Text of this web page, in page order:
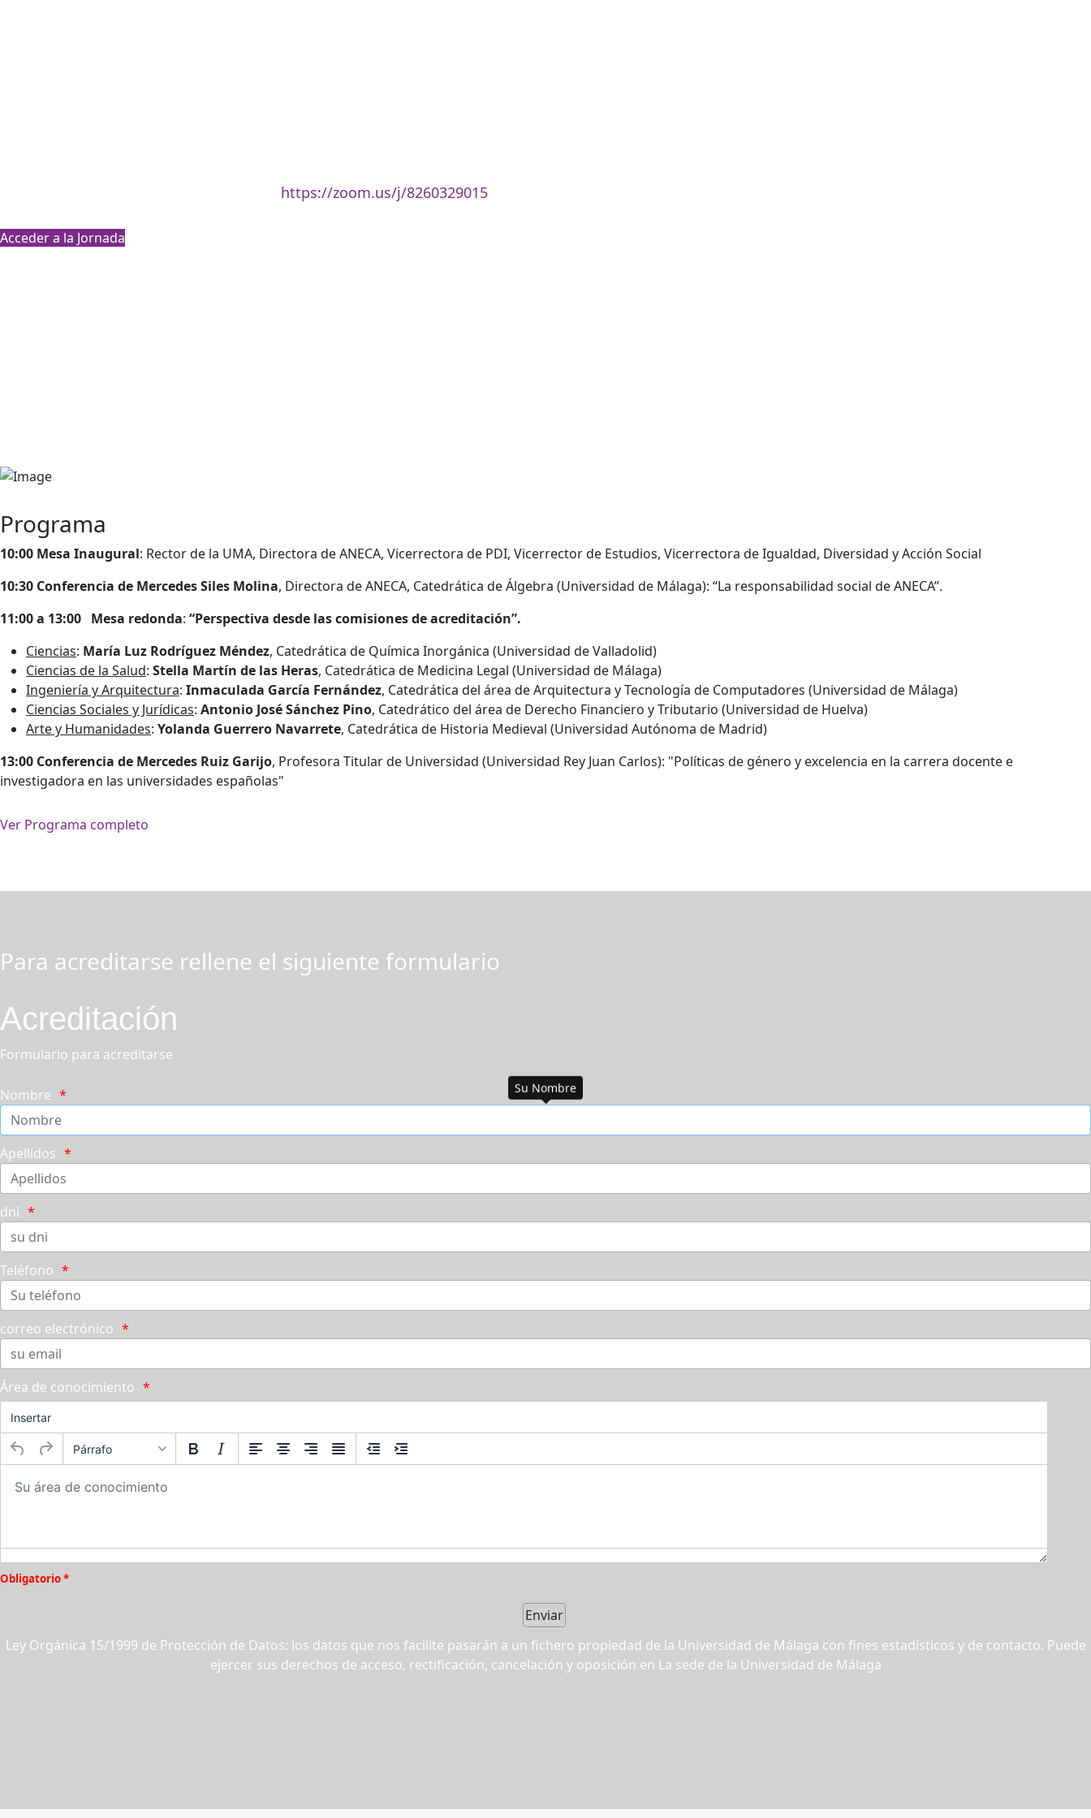
https://zoom.us/j/8260329015
Acceder a la Jornada
Programa
10:00 Mesa Inaugural: Rector de la UMA, Directora de ANECA, Vicerrectora de PDI, Vicerrector de Estudios, Vicerrectora de Igualdad, Diversidad y Acción Social
10:30 Conferencia de Mercedes Siles Molina, Directora de ANECA, Catedrática de Álgebra (Universidad de Málaga): “La responsabilidad social de ANECA”.
11:00 a 13:00 Mesa redonda: “Perspectiva desde las comisiones de acreditación”.
Ciencias: María Luz Rodríguez Méndez, Catedrática de Química Inorgánica (Universidad de Valladolid)
Ciencias de la Salud: Stella Martín de las Heras, Catedrática de Medicina Legal (Universidad de Málaga)
Ingeniería y Arquitectura: Inmaculada García Fernández, Catedrática del área de Arquitectura y Tecnología de Computadores (Universidad de Málaga)
Ciencias Sociales y Jurídicas: Antonio José Sánchez Pino, Catedrático del área de Derecho Financiero y Tributario (Universidad de Huelva)
Arte y Humanidades: Yolanda Guerrero Navarrete, Catedrática de Historia Medieval (Universidad Autónoma de Madrid)
13:00 Conferencia de Mercedes Ruiz Garijo, Profesora Titular de Universidad (Universidad Rey Juan Carlos): "Políticas de género y excelencia en la carrera docente e
investigadora en las universidades españolas"
Ver Programa completo
Para acreditarse rellene el siguiente formulario
Acreditación
Formulario para acreditarse
Nombre
Apellidos
dni
Teléfono
correo electrónico
Área de conocimiento
Insertar
Párrafo
Obligatorio *
Ley Orgánica 15/1999 de Protección de Datos: los datos que nos facilite pasarán a un fichero propiedad de la Universidad de Málaga con fines estadísticos y de contacto. Puede
ejercer sus derechos de acceso, rectificación, cancelación y oposición en La sede de la Universidad de Málaga
Su Nombre